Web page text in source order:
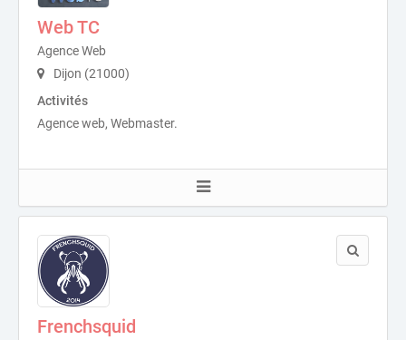
Web TC
Agence Web
Dijon (21000)
Activités
Agence web, Webmaster.
Frenchsquid